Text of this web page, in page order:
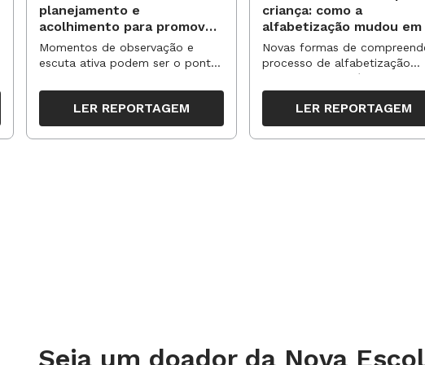
planejamento e
acolhimento para promover
novas aprendizagens
Momentos de observação e
escuta ativa podem ser o ponto
tempos, espaços e propostas no
segundo semestre
LER REPORTAGEM
criança: como a
alfabetização mudou em
anos?
Novas formas de
processo de alfabetização
influenciaram políticas e
práticas, transformando o
da leitura e da escrita
LER REPORTAGEM
Seja um doador da Nova